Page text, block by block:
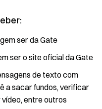
ser da Gate
ser o site oficial da Gate
de texto com
a sacar fundos, verificar
entre outros